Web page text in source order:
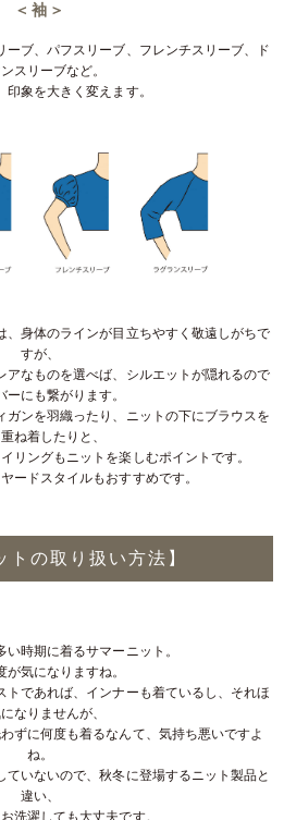
＜袖＞
ーブ、パフスリーブ、フレンチスリーブ、ド
スリーブなど。
印象を大きく変えます。
、身体のラインが目立ちやすく敬遠しがちで
すが、
アなものを選べば、シルエットが隠れるので
ーにも繋がります。
ガンを羽織ったり、ニットの下にブラウスを
ね着したりと、
リングもニットを楽しむポイントです。
ードスタイルもおすすめです。
トの取り扱い方法】
時期に着るサマーニット。
が気になりますね。
トであれば、インナーも着ているし、それほ
なりませんが、
ずに何度も着るなんて、気持ち悪いですよ
ね。
いないので、秋冬に登場するニット製品と
違い、
洗濯しても大丈夫です。